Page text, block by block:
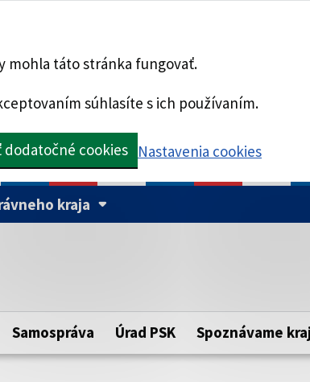
mohla táto stránka fungovať.
súhlasíte s ich používaním.
cookies Nastavenia cookies
kraja
samosprávneho kraja.
Táto stránka
zabezpečenú
https:// pred
Samospráva Úrad PSK Spoznávame kraj